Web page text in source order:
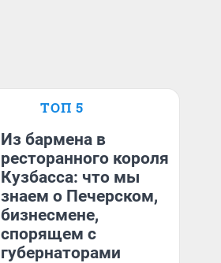
ТОП 5
Из бармена в
ресторанного короля
Кузбасса: что мы
знаем о Печерском,
бизнесмене,
спорящем с
губернаторами